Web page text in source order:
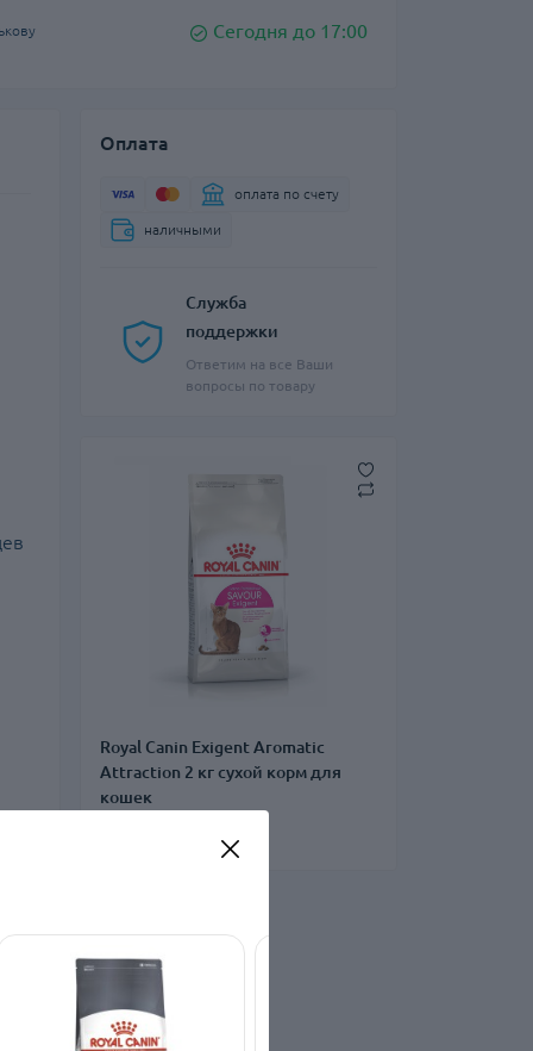
Сегодня до 17:00
Оплата
оплата по счету
наличными
Служба
поддержки
Ответим на все Ваши
вопросы по товару
Royal Canin Exigent Aromatic
Attraction 2 кг сухой корм для
кошек